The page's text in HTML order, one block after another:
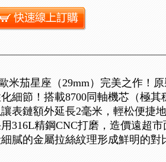
米茄星座（29mm）完美之作！
細節！搭載8700同軸機芯（極其
表鏈額外延長2毫米，輕松便捷
316L精鋼CNC打磨，造價遠超
膩的金屬拉絲紋理形成鮮明的對